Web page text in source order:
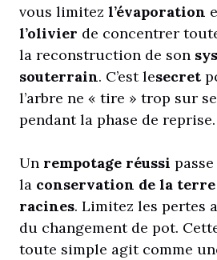
vous limitez l’évaporation
l’olivier de concentrer
la reconstruction de son
souterrain. C’est lesecret
l’arbre ne « tire » trop sur
pendant la phase de reprise.
Un rempotage réussi
la conservation de la
racines. Limitez les pertes
du changement de pot.
toute simple agit comme